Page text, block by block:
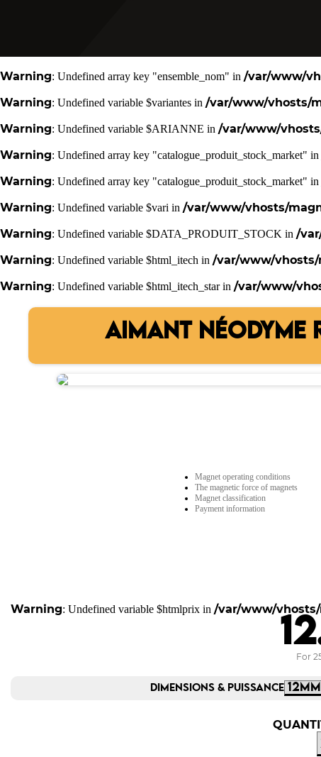
Warning: Undefined array key "ensemble_nom" in /var/www/
Warning: Undefined variable $variantes in /var/www/vhosts/
Warning: Undefined variable $ARIANNE in /var/www/
Warning: Undefined array key "catalogue_produit_stock_market" in
Warning: Undefined array key "catalogue_produit_stock_market" in
Warning: Undefined variable $vari in /var/www/vhosts/
Warning: Undefined variable $DATA_PRODUIT_STOCK in /
Warning: Undefined variable $html_itech in /var/www/vhosts/
Warning: Undefined variable $html_itech_star in /var/www/
AIMANT NÉODYME
Magnet operating conditions
The magnetic force of magnets
Magnet classification
Payment information
Warning: Undefined variable $htmlprix in /var/www/
For
DIMENSIONS & PUISSANCE